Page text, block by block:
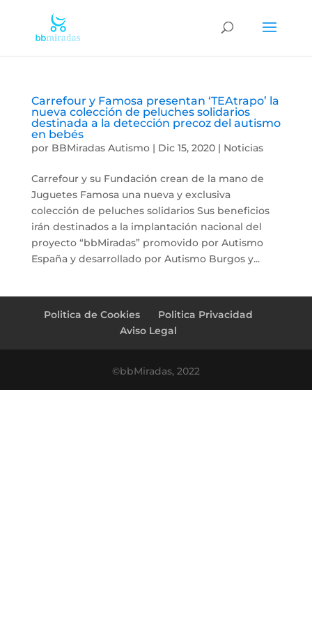
Carrefour y Famosa presentan ‘TEAtrapo’ la
nueva colección de peluches solidarios
destinada a la detección precoz del autismo
en bebés
por BBMiradas Autismo| Dic 15, 2020| Noticias
Carrefour y su Fundación crean de la mano de
Juguetes Famosa una nueva y exclusiva
colección de peluches solidarios Sus beneficios
irán destinados a la implantación nacional del
proyecto “bbMiradas” promovido por Autismo
España y desarrollado por Autismo Burgos y...
Politica de Cookies
Politica Privacidad
Aviso Legal
©bbMiradas, 2022